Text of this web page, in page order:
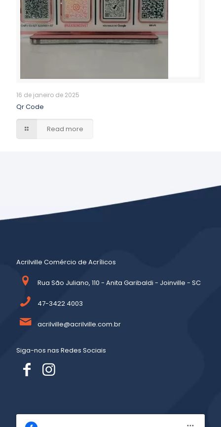
16 de janeiro de 2025
Qr Code
Read more
Acrilville Comércio de Acrílicos
Rua São Juliano, 110 - Anita Garibaldi - Joinville - SC
47-3422 4003
acrilville@acrilville.com.br
Siga-nos nas Redes Sociais